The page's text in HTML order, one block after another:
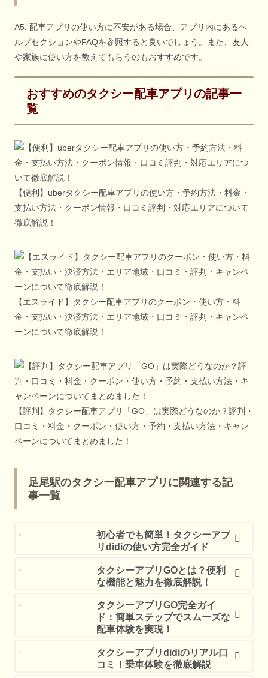
A5: 配車アプリの使い方に不安がある場合、アプリ内にあるヘ
ルプセクションやFAQを参照すると良いでしょう。また、友人
や家族に使い方を教えてもらうのもおすすめです。
おすすめのタクシー配車アプリの記事一
覧
【便利】uberタクシー配車アプリの使い方・予約方法・料金・
支払い方法・クーポン情報・口コミ評判・対応エリアについて
徹底解説！
【エスライド】タクシー配車アプリのクーポン・使い方・料
金・支払い・決済方法・エリア地域・口コミ・評判・キャンペ
ーンについて徹底解説！
【評判】タクシー配車アプリ「GO」は実際どうなのか？評判・
口コミ・料金・クーポン・使い方・予約・支払い方法・キャン
ペーンについてまとめました！
足尾駅のタクシー配車アプリに関連する記
事一覧
初心者でも簡単！タクシーアプ
リdidiの使い方完全ガイド
タクシーアプリGOとは？便利
な機能と魅力を徹底解説！
タクシーアプリGO完全ガイ
ド：簡単ステップでスムーズな
配車体験を実現！
タクシーアプリdidiのリアル口
コミ！乗車体験を徹底解説